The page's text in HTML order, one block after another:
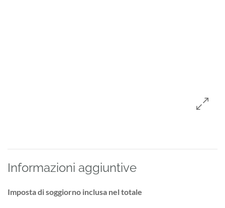
Informazioni aggiuntive
Imposta di soggiorno inclusa nel totale